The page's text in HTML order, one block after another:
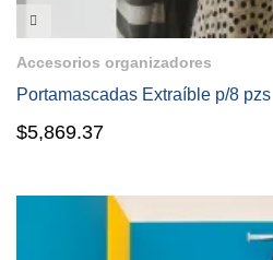
VISTA RÁPIDA
Accesorios organizadores
Portamascadas Extraíble p/8 pzs
$5,869.37